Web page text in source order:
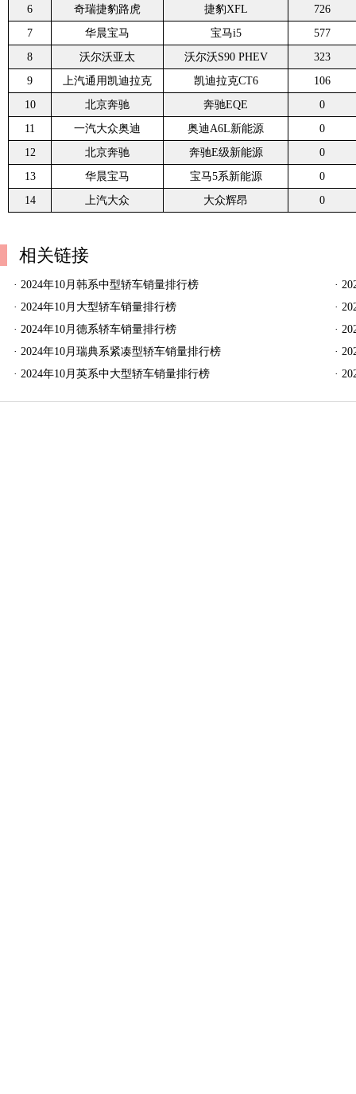
6
奇瑞捷豹路虎 捷豹XFL
726
7
华晨宝马 宝马i5
577
8
沃尔沃亚太 沃尔沃S90 PHEV
323
9
上汽通用凯迪拉克 凯迪拉克CT6
106
10
北京奔驰 奔驰EQE
0
11
一汽大众奥迪 奥迪A6L新能源
0
12
北京奔驰 奔驰E级新能源
0
13
华晨宝马 宝马5系新能源
0
14
上汽大众 大众辉昂 0
相关链接
· 2024年10月韩系中型轿车销量排行榜 ·
· 2024年10月大型轿车销量排行榜 ·
· 2024年10月德系轿车销量排行榜 ·
· 2024年10月瑞典系紧凑型轿车销量排行榜 ·
· 2024年10月英系中大型轿车销量排行榜 ·